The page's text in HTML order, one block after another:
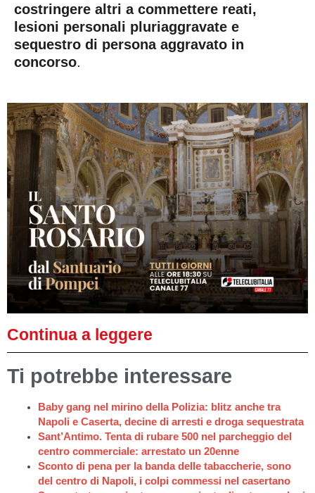
costringere altri a commettere reati,
lesioni personali pluriaggravate e
sequestro di persona aggravato in
concorso.
Continua a leggere
Ti potrebbe interessare
Baby gang nel mirino della Polizia: blitz anche tra
Napoli e Caserta, decine di arresti e droga sequestrata
Sant’Antimo. Tenta di rubare 500 nel parcheggio del
centro commerciale: arrestato un 20enne
Sconto di pena per la banda delle tabaccherie, sono
del centro di Napoli, i colpi commessi nel casertano